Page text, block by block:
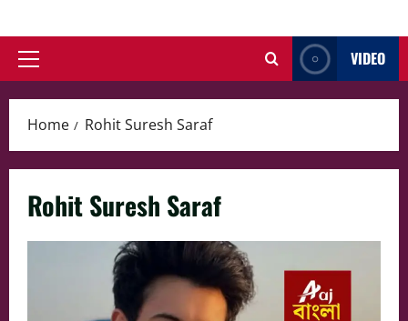
to
contentPrimary
VIDEO
Home Rohit Suresh Saraf
Rohit Suresh Saraf